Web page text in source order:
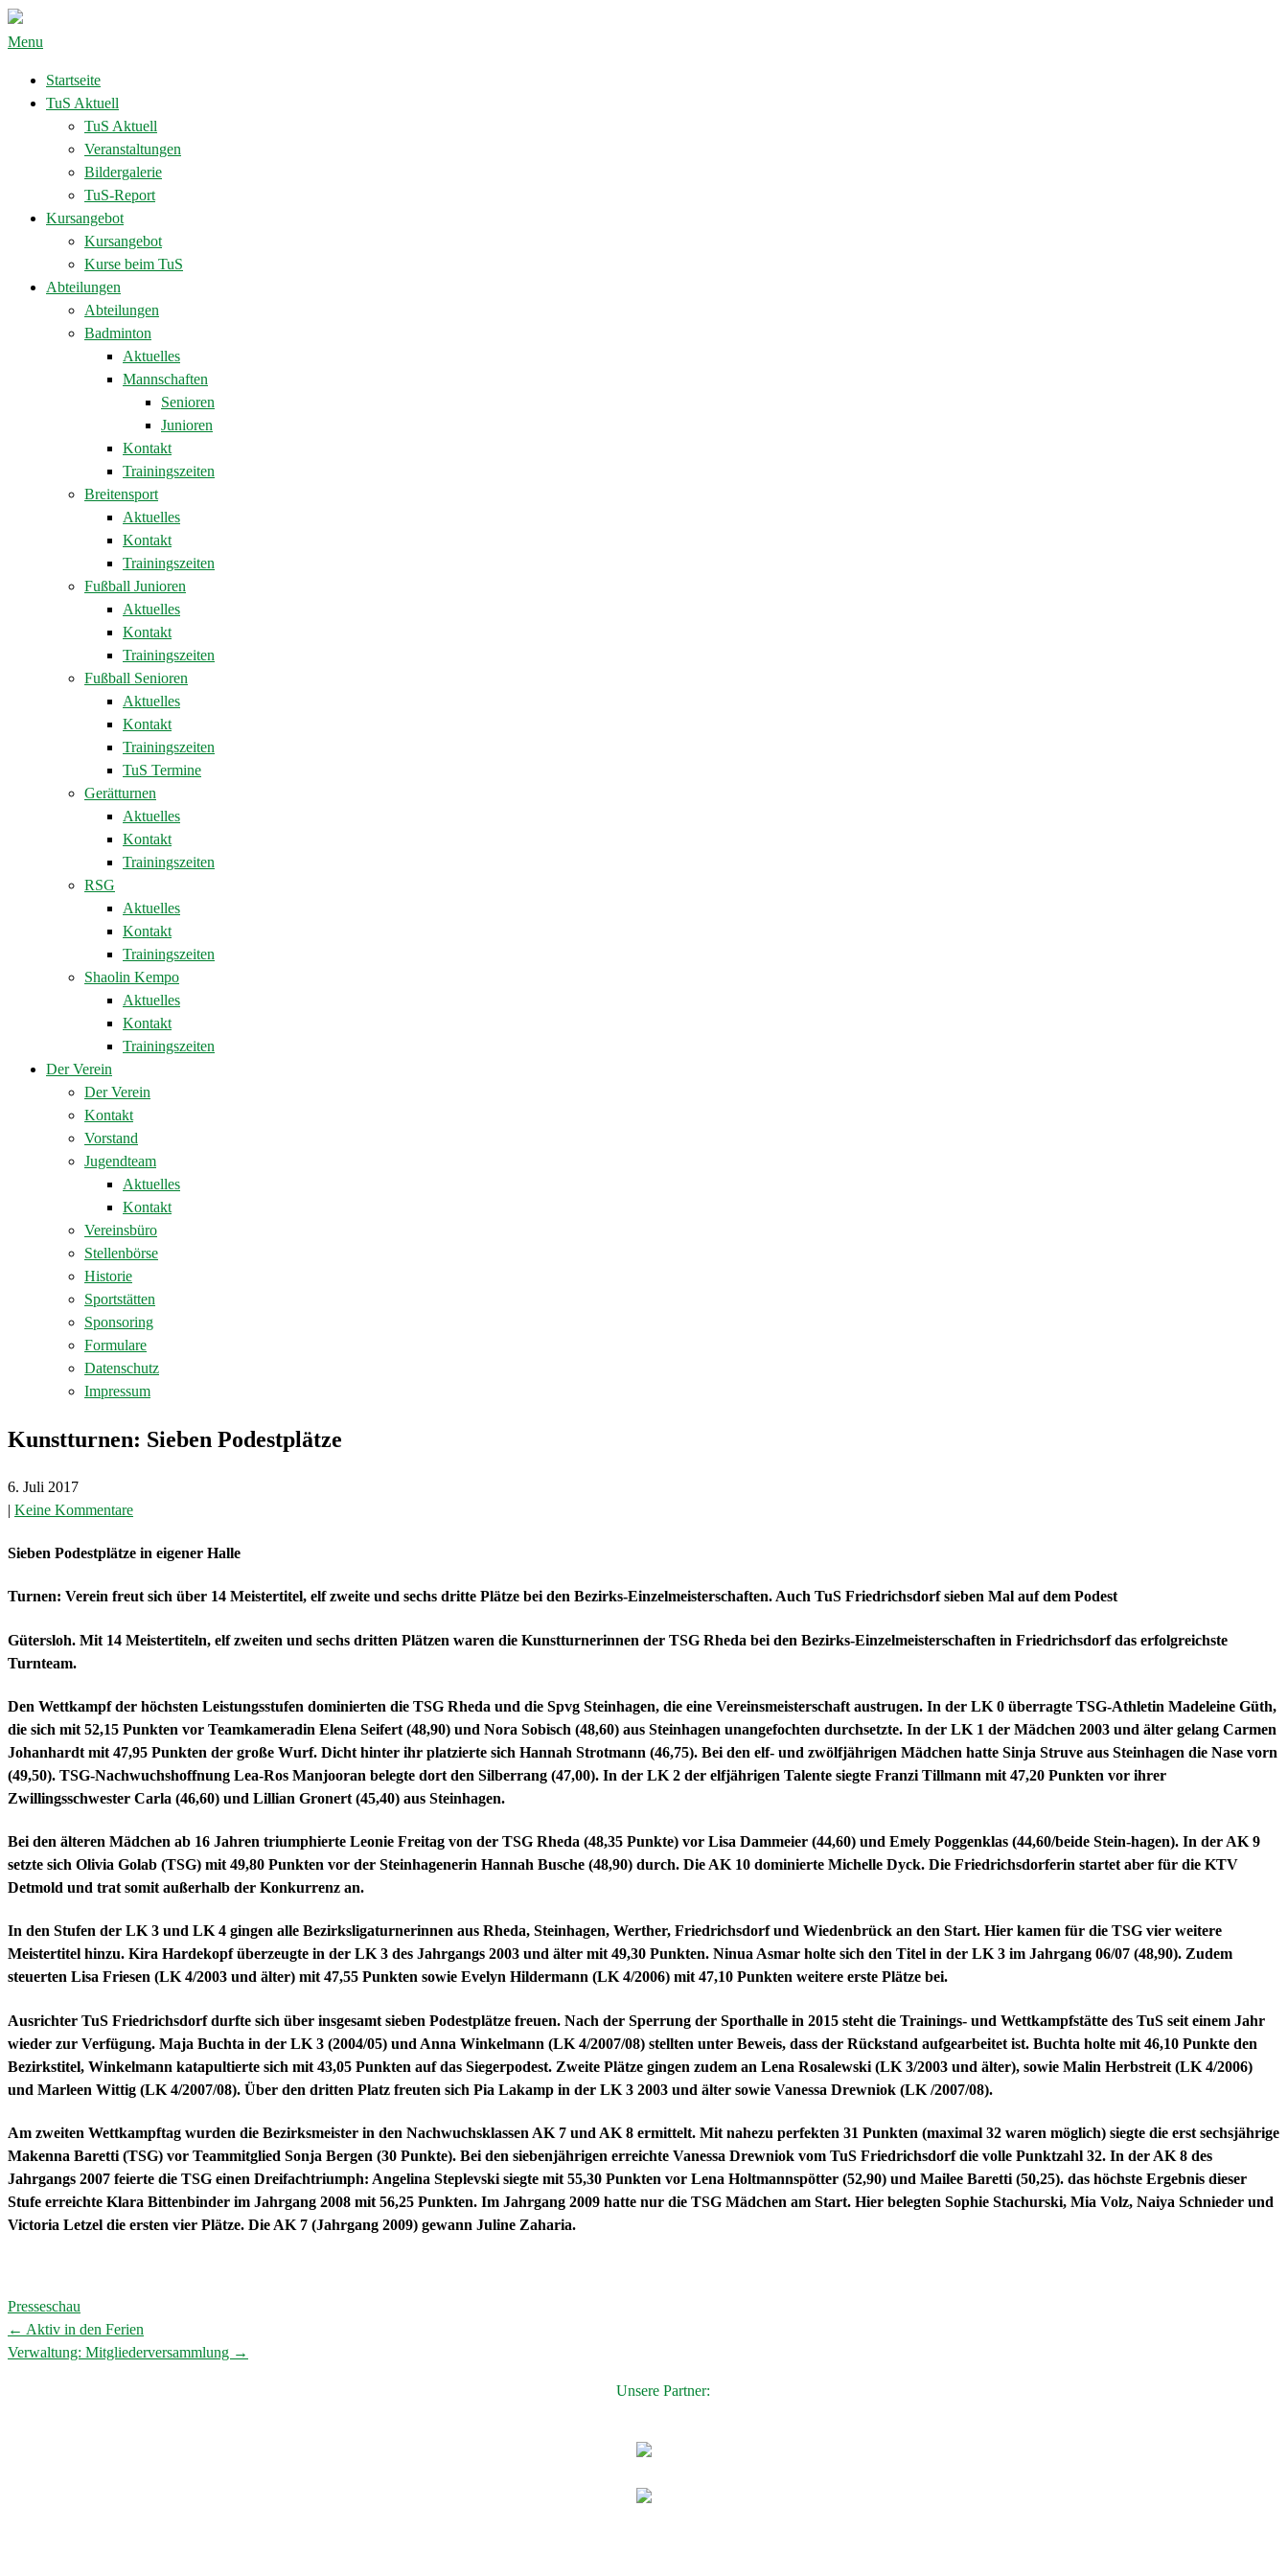
Menu
Startseite
TuS Aktuell
TuS Aktuell
Veranstaltungen
Bildergalerie
TuS-Report
Kursangebot
Kursangebot
Kurse beim TuS
Abteilungen
Abteilungen
Badminton
Aktuelles
Mannschaften
Senioren
Junioren
Kontakt
Trainingszeiten
Breitensport
Aktuelles
Kontakt
Trainingszeiten
Fußball Junioren
Aktuelles
Kontakt
Trainingszeiten
Fußball Senioren
Aktuelles
Kontakt
Trainingszeiten
TuS Termine
Gerätturnen
Aktuelles
Kontakt
Trainingszeiten
RSG
Aktuelles
Kontakt
Trainingszeiten
Shaolin Kempo
Aktuelles
Kontakt
Trainingszeiten
Der Verein
Der Verein
Kontakt
Vorstand
Jugendteam
Aktuelles
Kontakt
Vereinsbüro
Stellenbörse
Historie
Sportstätten
Sponsoring
Formulare
Datenschutz
Impressum
Kunstturnen: Sieben Podestplätze
6. Juli 2017
| Keine Kommentare
Sieben Podestplätze in eigener Halle
Turnen: Verein freut sich über 14 Meistertitel, elf zweite und sechs dritte Plätze bei den Bezirks-Einzelmeisterschaften. Auch TuS Friedrichsdorf sieben Mal auf dem Podest
Gütersloh. Mit 14 Meistertiteln, elf zweiten und sechs dritten Plätzen waren die Kunstturnerinnen der TSG Rheda bei den Bezirks-Einzelmeisterschaften in Friedrichsdorf das erfolgreichste
Turnteam.
Den Wettkampf der höchsten Leistungsstufen dominierten die TSG Rheda und die Spvg Steinhagen, die eine Vereinsmeisterschaft austrugen. In der LK 0 überragte TSG-Athletin Madeleine Güth,
die sich mit 52,15 Punkten vor Teamkameradin Elena Seifert (48,90) und Nora Sobisch (48,60) aus Steinhagen unangefochten durchsetzte. In der LK 1 der Mädchen 2003 und älter gelang Carmen
Johanhardt mit 47,95 Punkten der große Wurf. Dicht hinter ihr platzierte sich Hannah Strotmann (46,75). Bei den elf- und zwölfjährigen Mädchen hatte Sinja Struve aus Steinhagen die Nase vorn
(49,50). TSG-Nachwuchshoffnung Lea-Ros Manjooran belegte dort den Silberrang (47,00). In der LK 2 der elfjährigen Talente siegte Franzi Tillmann mit 47,20 Punkten vor ihrer
Zwillingsschwester Carla (46,60) und Lillian Gronert (45,40) aus Steinhagen.
Bei den älteren Mädchen ab 16 Jahren triumphierte Leonie Freitag von der TSG Rheda (48,35 Punkte) vor Lisa Dammeier (44,60) und Emely Poggenklas (44,60/beide Stein-hagen). In der AK 9
setzte sich Olivia Golab (TSG) mit 49,80 Punkten vor der Steinhagenerin Hannah Busche (48,90) durch. Die AK 10 dominierte Michelle Dyck. Die Friedrichsdorferin startet aber für die KTV
Detmold und trat somit außerhalb der Konkurrenz an.
In den Stufen der LK 3 und LK 4 gingen alle Bezirksligaturnerinnen aus Rheda, Steinhagen, Werther, Friedrichsdorf und Wiedenbrück an den Start. Hier kamen für die TSG vier weitere
Meistertitel hinzu. Kira Hardekopf überzeugte in der LK 3 des Jahrgangs 2003 und älter mit 49,30 Punkten. Ninua Asmar holte sich den Titel in der LK 3 im Jahrgang 06/07 (48,90). Zudem
steuerten Lisa Friesen (LK 4/2003 und älter) mit 47,55 Punkten sowie Evelyn Hildermann (LK 4/2006) mit 47,10 Punkten weitere erste Plätze bei.
Ausrichter TuS Friedrichsdorf durfte sich über insgesamt sieben Podestplätze freuen. Nach der Sperrung der Sporthalle in 2015 steht die Trainings- und Wettkampfstätte des TuS seit einem Jahr
wieder zur Verfügung. Maja Buchta in der LK 3 (2004/05) und Anna Winkelmann (LK 4/2007/08) stellten unter Beweis, dass der Rückstand aufgearbeitet ist. Buchta holte mit 46,10 Punkte den
Bezirkstitel, Winkelmann katapultierte sich mit 43,05 Punkten auf das Siegerpodest. Zweite Plätze gingen zudem an Lena Rosalewski (LK 3/2003 und älter), sowie Malin Herbstreit (LK 4/2006)
und Marleen Wittig (LK 4/2007/08). Über den dritten Platz freuten sich Pia Lakamp in der LK 3 2003 und älter sowie Vanessa Drewniok (LK /2007/08).
Am zweiten Wettkampftag wurden die Bezirksmeister in den Nachwuchsklassen AK 7 und AK 8 ermittelt. Mit nahezu perfekten 31 Punkten (maximal 32 waren möglich) siegte die erst sechsjährige
Makenna Baretti (TSG) vor Teammitglied Sonja Bergen (30 Punkte). Bei den siebenjährigen erreichte Vanessa Drewniok vom TuS Friedrichsdorf die volle Punktzahl 32. In der AK 8 des
Jahrgangs 2007 feierte die TSG einen Dreifachtriumph: Angelina Steplevski siegte mit 55,30 Punkten vor Lena Holtmannspötter (52,90) und Mailee Baretti (50,25). das höchste Ergebnis dieser
Stufe erreichte Klara Bittenbinder im Jahrgang 2008 mit 56,25 Punkten. Im Jahrgang 2009 hatte nur die TSG Mädchen am Start. Hier belegten Sophie Stachurski, Mia Volz, Naiya Schnieder und
Victoria Letzel die ersten vier Plätze. Die AK 7 (Jahrgang 2009) gewann Juline Zaharia.
Presseschau
Post
← Aktiv in den Ferien
Verwaltung: Mitgliederversammlung →
Unsere Partner: